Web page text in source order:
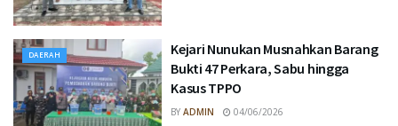
DAERAH
Kejari Nunukan Musnahkan Barang
Bukti 47 Perkara, Sabu hingga
Kasus TPPO
BY ADMIN 04/06/2026